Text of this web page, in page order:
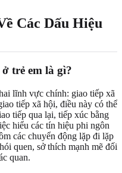
Các Dấu Hiệu
trẻ em là gì?
lĩnh vực chính: giao tiếp xã
tiếp xã hội, điều này có thể
tiếp qua lại, tiếp xúc bằng
hiểu các tín hiệu phi ngôn
các chuyển động lặp đi lặp
quen, sở thích mạnh mẽ đối
quan.